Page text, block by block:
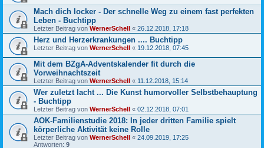
Mach dich locker - Der schnelle Weg zu einem fast perfekten
Leben - Buchtipp
Letzter Beitrag von WernerSchell « 26.12.2018, 17:18
Herz und Herzerkrankungen .... Buchtipp
Letzter Beitrag von WernerSchell « 19.12.2018, 07:45
Mit dem BZgA-Adventskalender fit durch die
Vorweihnachtszeit
Letzter Beitrag von WernerSchell « 11.12.2018, 15:14
Wer zuletzt lacht ... Die Kunst humorvoller Selbstbehauptung
- Buchtipp
Letzter Beitrag von WernerSchell « 02.12.2018, 07:01
AOK-Familienstudie 2018: In jeder dritten Familie spielt
körperliche Aktivität keine Rolle
Letzter Beitrag von WernerSchell « 24.09.2019, 17:25
Antworten: 9